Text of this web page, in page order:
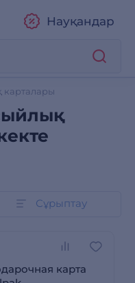
Науқандар
карталары
Сұрыптау
карта